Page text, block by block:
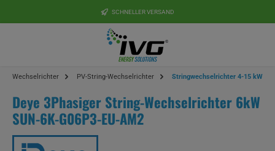
SCHNELLER VERSAND
Wechselrichter PV-String-Wechselrichter Stringwechselrichter 4-15 kW
Deye 3Phasiger String-Wechselrichter 6kW
SUN-6K-G06P3-EU-AM2